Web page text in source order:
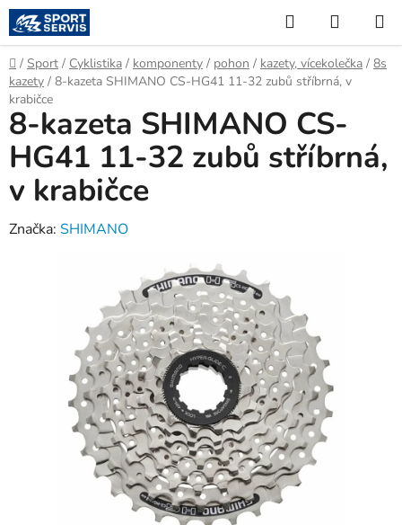
Přejít
na
obsah
Hledat
KOŠÍK
Domů
/ Sport / Cyklistika / komponenty / pohon / kazety, vícekolečka / 8s
kazety / 8-kazeta SHIMANO CS-HG41 11-32 zubů stříbrná, v
krabičce
8-kazeta SHIMANO CS-
HG41 11-32 zubů stříbrná,
v krabičce
Značka: SHIMANO